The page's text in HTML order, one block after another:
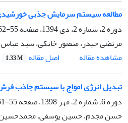
مطالعه سیستم سرمایش جذبی
دوره 2، شماره 2، دی 1394، صفحه
55-62
مرتضی حیدر، منصور خانکی، سید
مشاهده مقاله
اصل مقاله 1.33 M
تبدیل انرژی امواج با سیستم جاذب
دوره 6، شماره 2، مهر 1398، صفحه
55-61
حسن مجدم، حسین یوسفی، محمدحسین